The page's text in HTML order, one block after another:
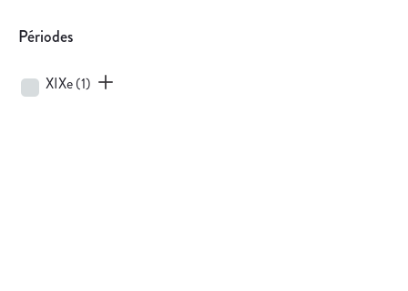
Périodes
XIXe(1)